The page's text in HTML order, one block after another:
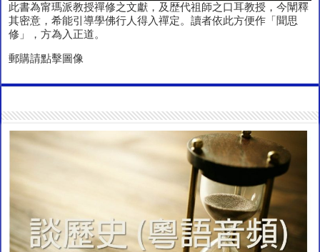
此書為甯瑪派教授禪修之文獻，及歴代祖師之口耳教授，今闡釋
其密意，希能引導學佛行人得入禪定。讀者依此方便作「聞思
修」，方為入正道。
郵購請點擊圖像